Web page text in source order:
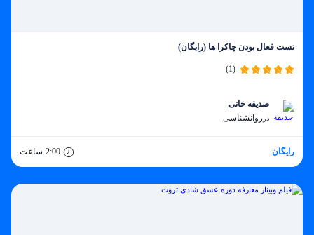
تست فعال بودن چاکرا ها (رایگان)
(1)
صدیقه خانی
در روانشناسی
رایگان 2:00 ساعت